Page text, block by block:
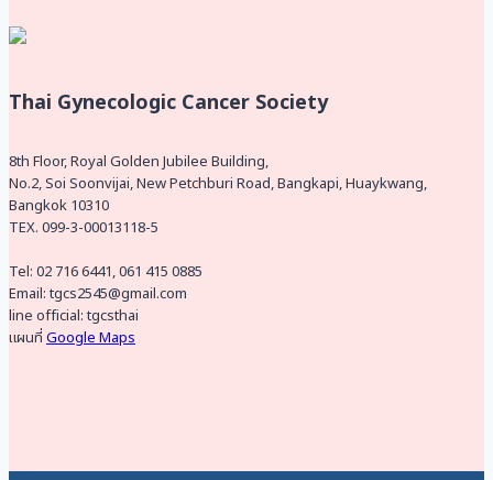
Thai Gynecologic Cancer Society
8th Floor, Royal Golden Jubilee Building,
No.2, Soi Soonvijai, New Petchburi Road, Bangkapi, Huaykwang,
Bangkok 10310
TEX. 099-3-00013118-5
Tel: 02 716 6441, 061 415 0885
Email: tgcs2545@gmail.com
line official: tgcsthai
แผนที่ Google Maps